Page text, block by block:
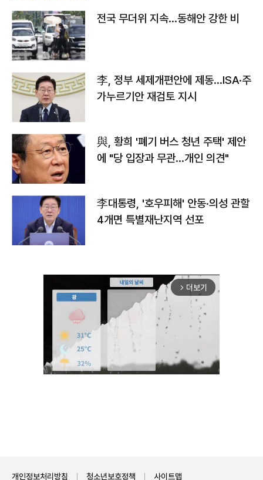
전국 무더위 지속…동해안 강한 비
李, 정부 세제개편안에 제동…ISA·주
가누르기안 재검토 지시
與, 황희 '폐기 버스 청년 주택' 제안
에 "당 입장과 무관…개인 의견"
李대통령, '호우피해' 안동·의성 관할
4개면 특별재난지역 선포
arrow_forward_ios 더보기
개인정보처리방침 청소년보호정책 사이트맵